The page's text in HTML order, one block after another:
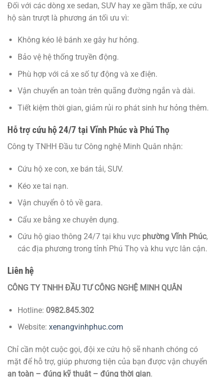
Đối với các dòng xe sedan, SUV hay xe gầm thấp, xe cứu
hộ sàn trượt là phương án tối ưu vì:
Không kéo lê bánh xe gây hư hỏng.
Bảo vệ hệ thống truyền động.
Phù hợp với cả xe số tự động và xe điện.
Vận chuyển an toàn trên quãng đường ngắn và dài.
Tiết kiệm thời gian, giảm rủi ro phát sinh hư hỏng thêm.
Hỗ trợ cứu hộ 24/7 tại Vĩnh Phúc và Phú Thọ
Công ty TNHH Đầu tư Công nghệ Minh Quân nhận:
Cứu hộ xe con, xe bán tải, SUV.
Kéo xe tai nạn.
Vận chuyển ô tô về gara.
Cẩu xe bằng xe chuyên dụng.
Cứu hộ giao thông 24/7 tại khu vực phường Vĩnh Phúc,
các địa phương trong tỉnh Phú Thọ và khu vực lân cận.
Liên hệ
CÔNG TY TNHH ĐẦU TƯ CÔNG NGHỆ MINH QUÂN
Hotline: 0982.845.302
Website: xenangvinhphuc.com
Chỉ cần một cuộc gọi, đội xe cứu hộ sẽ nhanh chóng có
mặt để hỗ trợ, giúp phương tiện của bạn được vận chuyển
an toàn – đúng kỹ thuật – đúng thời gian.